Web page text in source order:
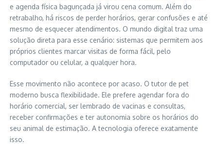
e agenda física bagunçada já virou cena comum. Além do
retrabalho, há riscos de perder horários, gerar confusões e até
mesmo de esquecer atendimentos. O mundo digital traz uma
solução direta para esse cenário: sistemas que permitem aos
próprios clientes marcar visitas de forma fácil, pelo
computador ou celular, a qualquer hora.
Esse movimento não acontece por acaso. O tutor de pet
moderno busca flexibilidade. Ele prefere agendar fora do
horário comercial, ser lembrado de vacinas e consultas,
receber confirmações e ter autonomia sobre os horários do
seu animal de estimação. A tecnologia oferece exatamente
isso.